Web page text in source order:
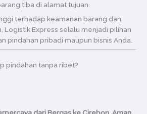
tiba di alamat tujuan.
terhadap keamanan barang dan
Logistik Express selalu menjadi pilihan
pindahan pribadi maupun bisnis Anda.
pindahan tanpa ribet?